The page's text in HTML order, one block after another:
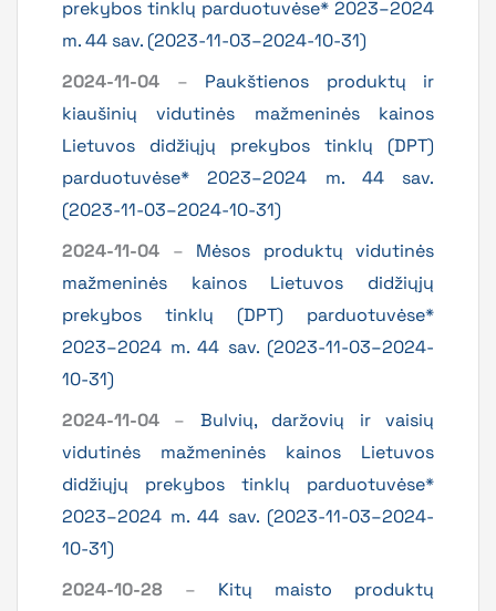
prekybos tinklų parduotuvėse* 2023–2024
m. 44 sav. (2023-11-03–2024-10-31)
2024-11-04 – Paukštienos produktų ir
kiaušinių vidutinės mažmeninės kainos
Lietuvos didžiųjų prekybos tinklų (DPT)
parduotuvėse* 2023–2024 m. 44 sav.
(2023-11-03–2024-10-31)
2024-11-04 – Mėsos produktų vidutinės
mažmeninės kainos Lietuvos didžiųjų
prekybos tinklų (DPT) parduotuvėse*
2023–2024 m. 44 sav. (2023-11-03–2024-
10-31)
2024-11-04 – Bulvių, daržovių ir vaisių
vidutinės mažmeninės kainos Lietuvos
didžiųjų prekybos tinklų parduotuvėse*
2023–2024 m. 44 sav. (2023-11-03–2024-
10-31)
2024-10-28 – Kitų maisto produktų